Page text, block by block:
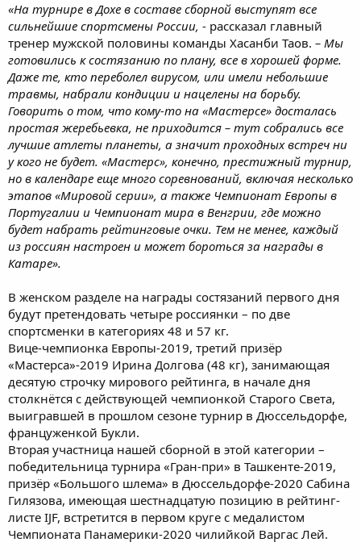
«На турнире в Дохе в составе сборной выступят все
сильнейшие спортсмены России, - рассказал главный
тренер мужской половины команды Хасанби Таов. – Мы
готовились к состязанию по плану, все в хорошей форме.
Даже те, кто переболел вирусом, или имели небольшие
травмы, набрали кондиции и нацелены на борьбу.
Говорить о том, что кому-то на «Мастерсе» досталась
простая жеребьевка, не приходится – тут собрались все
лучшие атлеты планеты, а значит проходных встреч ни
у кого не будет. «Мастерс», конечно, престижный турнир,
но в календаре еще много соревнований, включая несколько
этапов «Мировой серии», а также Чемпионат Европы в
Португалии и Чемпионат мира в Венгрии, где можно
будет набрать рейтинговые очки. Тем не менее, каждый
из россиян настроен и может бороться за награды в
Катаре».
В женском разделе на награды состязаний первого дня
будут претендовать четыре россиянки – по две
спортсменки в категориях 48 и 57 кг.
Вице-чемпионка Европы-2019, третий призёр
«Мастерса»-2019 Ирина Долгова (48 кг), занимающая
десятую строчку мирового рейтинга, в начале дня
столкнётся с действующей чемпионкой Старого Света,
выигравшей в прошлом сезоне турнир в Дюссельдорфе,
француженкой Букли.
Вторая участница нашей сборной в этой категории –
победительница турнира «Гран-при» в Ташкенте-2019,
призёр «Большого шлема» в Дюссельдорфе-2020 Сабина
Гилязова, имеющая шестнадцатую позицию в рейтинг-
листе IJF, встретится в первом круге с медалистом
Чемпионата Панамерики-2020 чилийкой Варгас Лей.